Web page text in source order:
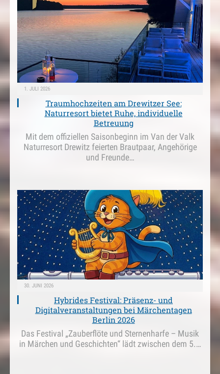
1. JULI 2026
Traumhochzeiten am Drewitzer See:
Naturresort bietet Ruhe, individuelle
Betreuung
Mit dem offiziellen Saisonbeginn im Van der Valk
Naturresort Drewitz feierten Brautpaar, Angehörige
und Freunde…
30. JUNI 2026
Hybrides Festival: Präsenz- und
Digitalveranstaltungen bei Märchentagen
Berlin 2026
Das Festival „Zauberflöte und Sternenharfe – Musik
in Märchen und Geschichten“ lädt zwischen dem 5.…